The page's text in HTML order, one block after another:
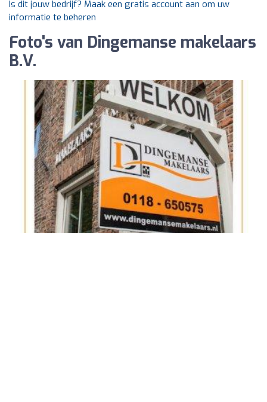
Is dit jouw bedrijf? Maak een gratis account aan om uw
informatie te beheren
Foto's van Dingemanse makelaars
B.V.